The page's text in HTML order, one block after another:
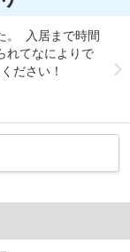
。 入居まで時間
れてなによりで
ださい！